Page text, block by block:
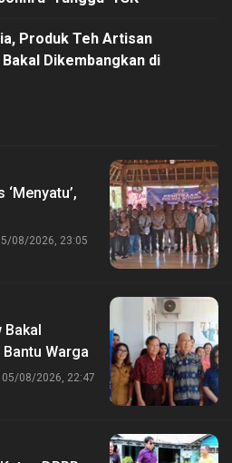
Produk Teh Artisan
Dikembangkan di
08/2026, 23:05
Bakal
Warga
05/08/2026, 22:47